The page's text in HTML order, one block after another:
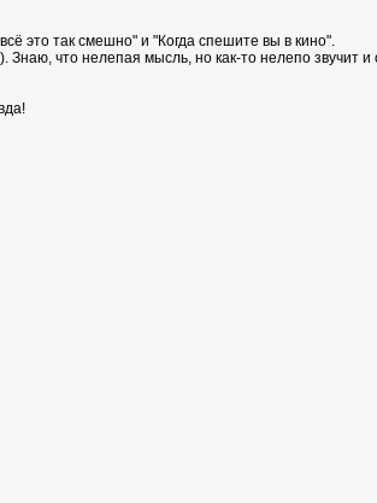
это так смешно" и "Когда спешите вы в кино".
что нелепая мысль, но как-то нелепо звучит